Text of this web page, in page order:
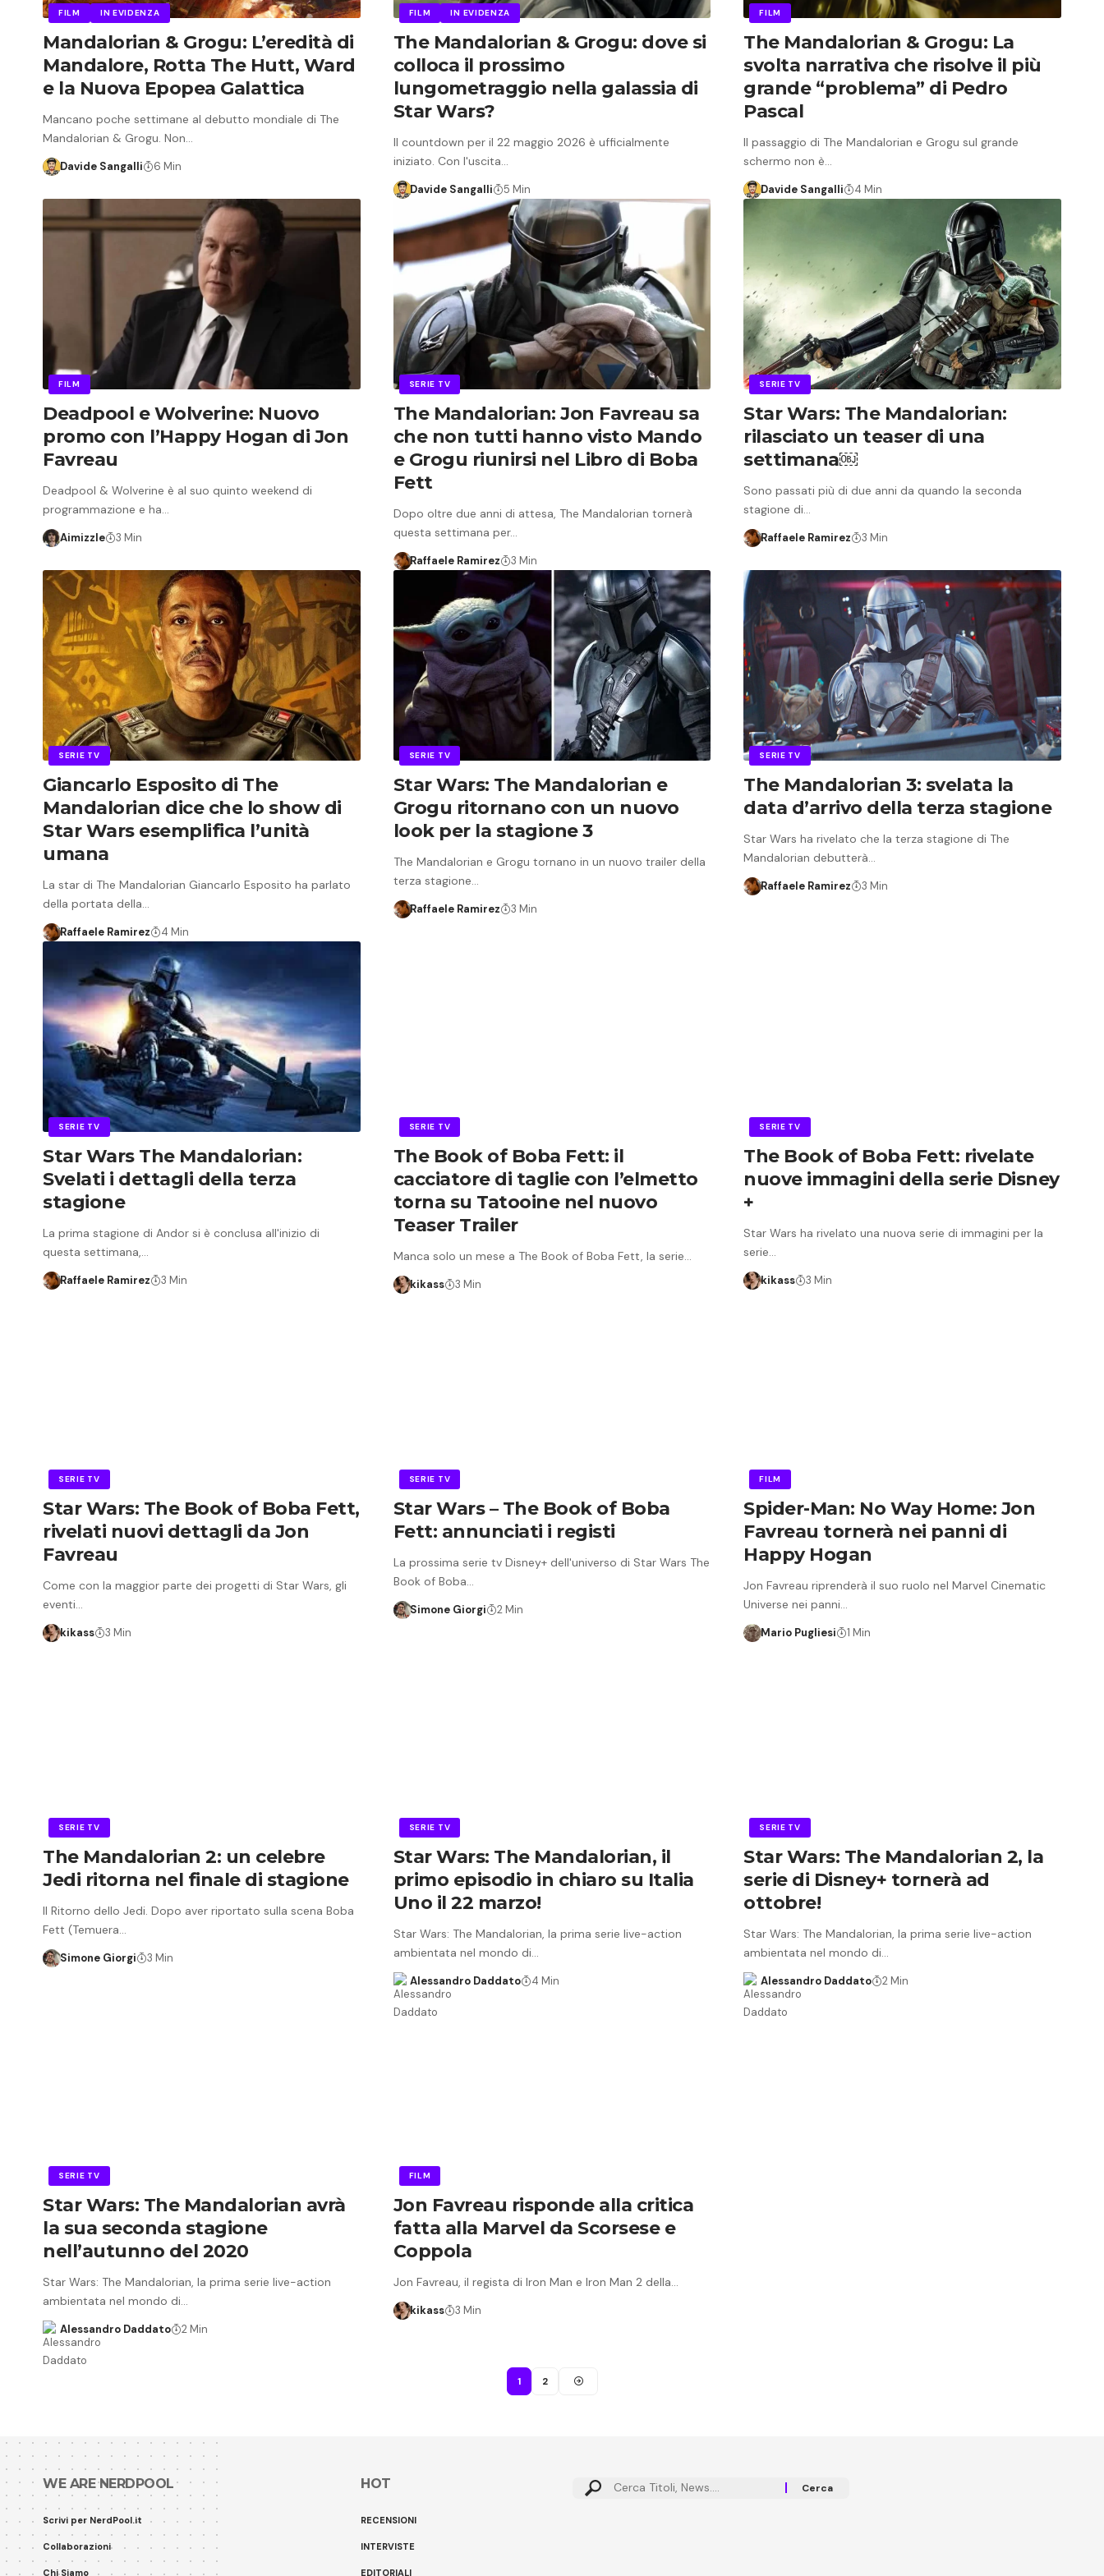
FILM IN EVIDENZA
Mandalorian & Grogu: L’eredità di
Mandalore, Rotta The Hutt, Ward
e la Nuova Epopea Galattica
Mancano poche settimane al debutto mondiale di The
Mandalorian & Grogu. Non…
Davide Sangalli 6 Min
FILM IN EVIDENZA
The Mandalorian & Grogu: dove si
colloca il prossimo
lungometraggio nella galassia di
Star Wars?
Il countdown per il 22 maggio 2026 è ufficialmente
iniziato. Con l'uscita…
Davide Sangalli 5 Min
FILM
The Mandalorian & Grogu: La
svolta narrativa che risolve il più
grande “problema” di Pedro
Pascal
Il passaggio di The Mandalorian e Grogu sul grande
schermo non è…
Davide Sangalli 4 Min
FILM
Deadpool e Wolverine: Nuovo
promo con l’Happy Hogan di Jon
Favreau
Deadpool & Wolverine è al suo quinto weekend di
programmazione e ha…
Aimizzle 3 Min
SERIE TV
The Mandalorian: Jon Favreau sa
che non tutti hanno visto Mando
e Grogu riunirsi nel Libro di Boba
Fett
Dopo oltre due anni di attesa, The Mandalorian tornerà
questa settimana per…
Raffaele Ramirez 3 Min
SERIE TV
Star Wars: The Mandalorian:
rilasciato un teaser di una
settimana￼
Sono passati più di due anni da quando la seconda
stagione di…
Raffaele Ramirez 3 Min
SERIE TV
Giancarlo Esposito di The
Mandalorian dice che lo show di
Star Wars esemplifica l’unità
umana
La star di The Mandalorian Giancarlo Esposito ha parlato
della portata della…
Raffaele Ramirez 4 Min
SERIE TV
Star Wars: The Mandalorian e
Grogu ritornano con un nuovo
look per la stagione 3
The Mandalorian e Grogu tornano in un nuovo trailer della
terza stagione…
Raffaele Ramirez 3 Min
SERIE TV
The Mandalorian 3: svelata la
data d’arrivo della terza stagione
Star Wars ha rivelato che la terza stagione di The
Mandalorian debutterà…
Raffaele Ramirez 3 Min
SERIE TV
Star Wars The Mandalorian:
Svelati i dettagli della terza
stagione
La prima stagione di Andor si è conclusa all'inizio di
questa settimana,…
Raffaele Ramirez 3 Min
SERIE TV
The Book of Boba Fett: il
cacciatore di taglie con l’elmetto
torna su Tatooine nel nuovo
Teaser Trailer
Manca solo un mese a The Book of Boba Fett, la serie…
kikass 3 Min
SERIE TV
The Book of Boba Fett: rivelate
nuove immagini della serie Disney
+
Star Wars ha rivelato una nuova serie di immagini per la
serie…
kikass 3 Min
SERIE TV
Star Wars: The Book of Boba Fett,
rivelati nuovi dettagli da Jon
Favreau
Come con la maggior parte dei progetti di Star Wars, gli
eventi…
kikass 3 Min
SERIE TV
Star Wars – The Book of Boba
Fett: annunciati i registi
La prossima serie tv Disney+ dell'universo di Star Wars The
Book of Boba…
Simone Giorgi 2 Min
FILM
Spider-Man: No Way Home: Jon
Favreau tornerà nei panni di
Happy Hogan
Jon Favreau riprenderà il suo ruolo nel Marvel Cinematic
Universe nei panni…
Mario Pugliesi 1 Min
SERIE TV
The Mandalorian 2: un celebre
Jedi ritorna nel finale di stagione
Il Ritorno dello Jedi. Dopo aver riportato sulla scena Boba
Fett (Temuera…
Simone Giorgi 3 Min
SERIE TV
Star Wars: The Mandalorian, il
primo episodio in chiaro su Italia
Uno il 22 marzo!
Star Wars: The Mandalorian, la prima serie live-action
ambientata nel mondo di…
Alessandro Daddato 4 Min
SERIE TV
Star Wars: The Mandalorian 2, la
serie di Disney+ tornerà ad
ottobre!
Star Wars: The Mandalorian, la prima serie live-action
ambientata nel mondo di…
Alessandro Daddato 2 Min
SERIE TV
Star Wars: The Mandalorian avrà
la sua seconda stagione
nell’autunno del 2020
Star Wars: The Mandalorian, la prima serie live-action
ambientata nel mondo di…
Alessandro Daddato 2 Min
FILM
Jon Favreau risponde alla critica
fatta alla Marvel da Scorsese e
Coppola
Jon Favreau, il regista di Iron Man e Iron Man 2 della…
kikass 3 Min
1 2
WE ARE NERDPOOL
Scrivi per NerdPool.it
Collaborazioni
Chi Siamo
HOT
RECENSIONI
INTERVISTE
EDITORIALI
Cerca: